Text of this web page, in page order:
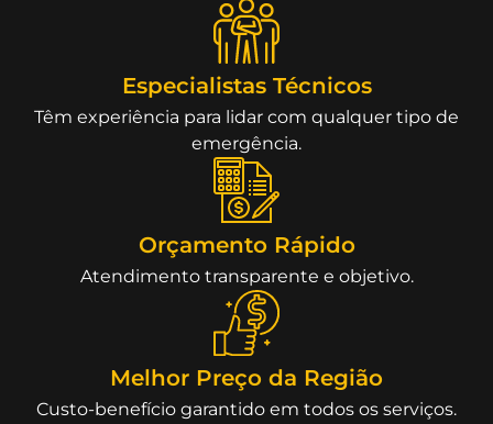
Especialistas Técnicos
Têm experiência para lidar com qualquer tipo de
emergência.
Orçamento Rápido
Atendimento transparente e objetivo.
Melhor Preço da Região
Custo-benefício garantido em todos os serviços.